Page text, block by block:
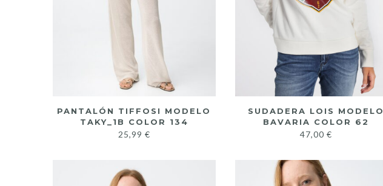
PANTALÓN TIFFOSI MODELO
TAKY_1B COLOR 134
25,99 €
SUDADERA LOIS MODELO
BAVARIA COLOR 62
47,00€